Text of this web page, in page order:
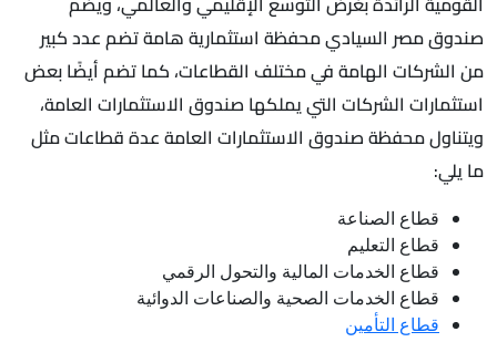
صندوق مصر السيادي محفظة استثمارية هامة تضم عدد كبير
من الشركات الهامة في مختلف القطاعات، كما تضم أيضًا بعض
استثمارات الشركات التي يملكها صندوق الاستثمارات العامة،
ويتناول محفظة صندوق الاستثمارات العامة عدة قطاعات مثل
ما يلي:
قطاع الصناعة
قطاع التعليم
قطاع الخدمات المالية والتحول الرقمي
قطاع الخدمات الصحية والصناعات الدوائية
قطاع التأمين